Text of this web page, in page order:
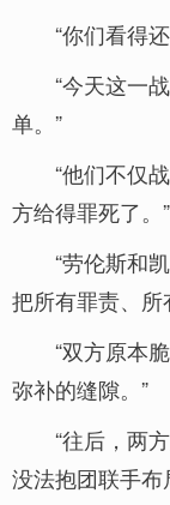
“你们看得
“今天这一
单。”
“他们不仅
方给得罪死了。”
“劳伦斯和
把所有罪责、
“双方原本
弥补的缝隙。”
“往后，两
没法抱团联手布